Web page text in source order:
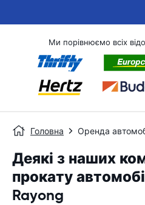
Ми порівнюємо всіх
Головна Оренда
Деякі з наших
прокату
Rayong